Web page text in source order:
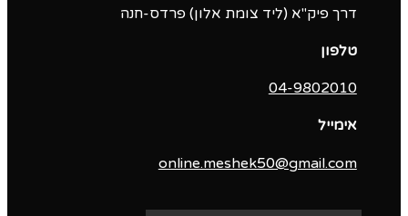
דרך פיק"א (ליד צומת אלון) פרדס-חנה
טלפון
04-9802010‬
אימייל
online.meshek50@gmail.com